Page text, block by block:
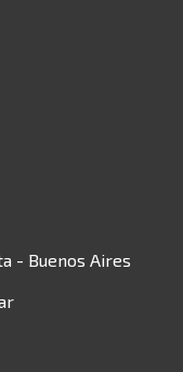
- Buenos Aires